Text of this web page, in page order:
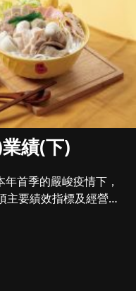
績(下)
首季的嚴峻疫情下，
主要績效指標及經營利